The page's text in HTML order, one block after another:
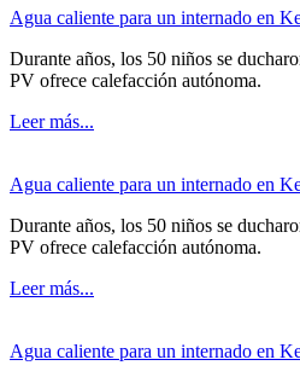
Agua caliente para un internado en
Durante años, los 50 niños se
PV ofrece calefacción autónoma.
Leer más...
Agua caliente para un internado en
Durante años, los 50 niños se
PV ofrece calefacción autónoma.
Leer más...
Agua caliente para un internado en